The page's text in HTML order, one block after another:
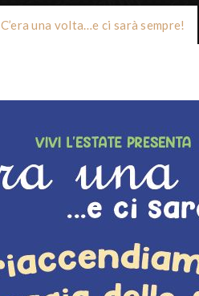
C’era una volta…e ci sarà sempre!